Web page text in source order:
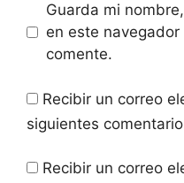
Guarda mi
en este
comente.
Recibir un correo
siguientes
Recibir un correo